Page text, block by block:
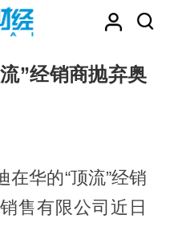
”经销商抛弃奥
华的“顶流”经销
售有限公司近日